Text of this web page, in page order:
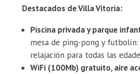
Destacados de Villa Vitoria:
Piscina privada y parque
mesa de ping-pong y
relajación para todas las
WiFi (100Mb) gratuito, aire